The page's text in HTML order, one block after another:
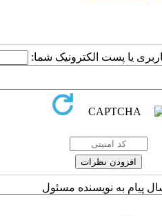
یا پست الکترونیک شما:
پیام به نویسنده مسئول